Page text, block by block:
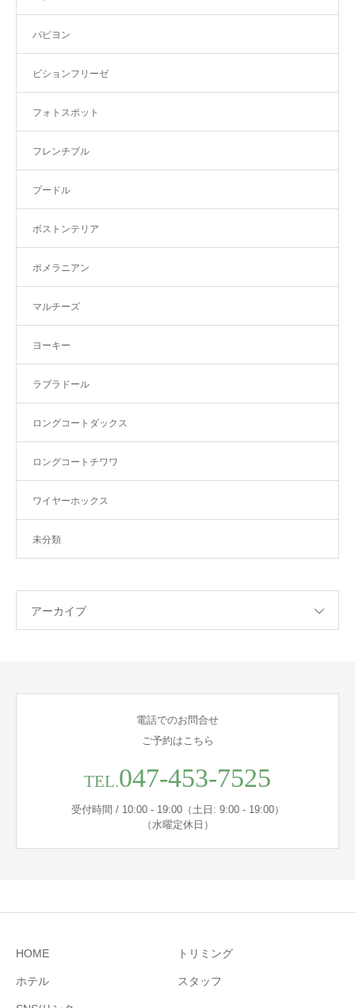
パピヨン
ビションフリーゼ
フォトスポット
フレンチブル
プードル
ボストンテリア
ポメラニアン
マルチーズ
ヨーキー
ラブラドール
ロングコートダックス
ロングコートチワワ
ワイヤーホックス
未分類
アーカイブ
電話でのお問合せ
ご予約はこちら
TEL.047-453-7525
受付時間 / 10:00 - 19:00（土日: 9:00 - 19:00）
（水曜定休日）
HOME トリミング
ホテル スタッフ